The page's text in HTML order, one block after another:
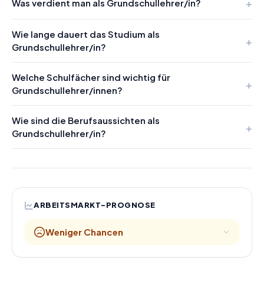
Was verdient man als Grundschullehrer/in?
Wie lange dauert das Studium als
Grundschullehrer/in?
Welche Schulfächer sind wichtig für
Grundschullehrer/innen?
Wie sind die Berufsaussichten als
Grundschullehrer/in?
ARBEITSMARKT-PROGNOSE
Weniger Chancen